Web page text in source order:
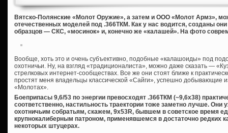
Вятско-Полянские «Молот Оружие», а затем и ООО «Молот Армз»,
отечественных моделей под .366ТКМ. Как у нас водится, созданы
образцов — СКС, «мосинок» и, конечно же «калашей». На фото
Вообще, хоть это и очень субъективно, подобные «калашоиды» под
охотничьи. Ну, на взгляд «традиционалиста», можно даже сказать —
стрелковых интернет-сообществах. Все же они стоят ближе к
простят меня владельцы классической «Сайги», успешно добывающие
«Молотах».
Боеприпасы 9,6/53 по энергии превосходят .366ТКМ (~9,6х38)
соответственно, настильность траектории тоже заметно лучше. Они
охотничьим собратьям, скажем, 9х53R, бывшем в советское время
крупнокалиберным патроном, применявшемся в достаточно редких
некоторых штуцерах.